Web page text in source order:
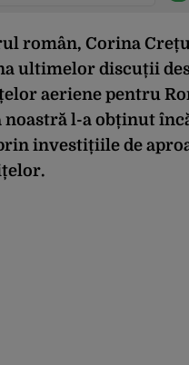
român, Corina
ultimelor discuții
aeriene pentru
noastră l-a obținut
investițiile de